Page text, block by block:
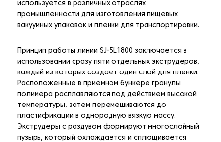
используется в различных отраслях
промышленности для изготовления пищевых
вакуумных упаковок и пленки для транспортировки.
Принцип работы линии SJ-5L1800 заключается в
использовании сразу пяти отдельных экструдеров,
каждый из которых создает один слой для пленки.
Расположенные в приемном бункере гранулы
полимера расплавляются под действием высокой
температуры, затем перемешиваются до
пластификации в однородную вязкую массу.
Экструдеры с раздувом формируют многослойный
пузырь, который охлаждается и сплющивается